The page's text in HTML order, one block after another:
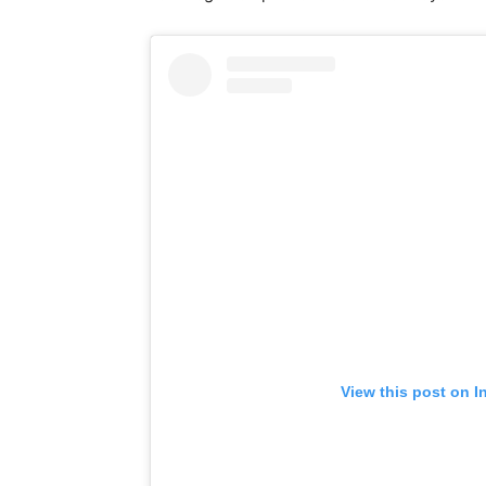
View this post on